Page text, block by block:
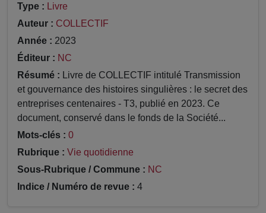
Type : Livre
Auteur : COLLECTIF
Année : 2023
Éditeur : NC
Résumé : Livre de COLLECTIF intitulé Transmission
et gouvernance des histoires singulières : le secret des
entreprises centenaires - T3, publié en 2023. Ce
document, conservé dans le fonds de la Société...
Mots-clés : 0
Rubrique : Vie quotidienne
Sous-Rubrique / Commune : NC
Indice / Numéro de revue : 4